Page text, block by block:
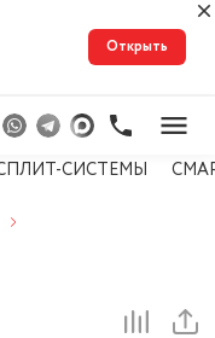
Открыть
СИСТЕМЫ